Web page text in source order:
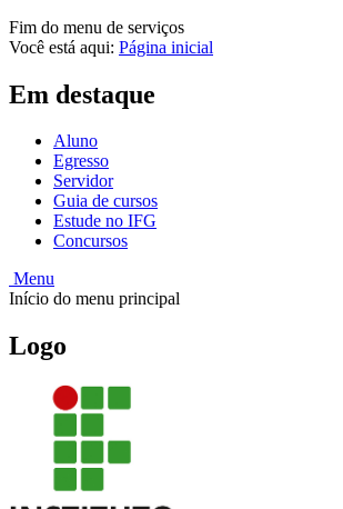
Fim do menu de serviços
Você está aqui: Página inicial
Em destaque
Aluno
Egresso
Servidor
Guia de cursos
Estude no IFG
Concursos
Menu
Início do menu principal
Logo